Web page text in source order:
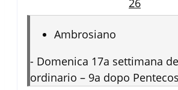
26
Ambrosiano
- Domenica 17a settimana
ordinario – 9a dopo